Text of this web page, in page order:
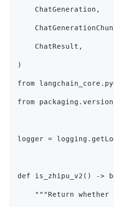
    ChatGeneration,
    ChatResult,
)
from
from
logger =
def is_zhipu_v2() ->
"""Return whether